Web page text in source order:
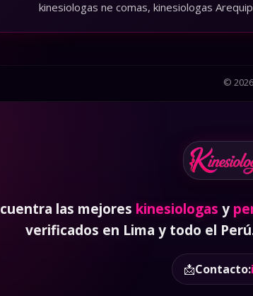
nuestras kinesiologas cuentan con fotos reales
las mejoreskinesiologas y
verificados en Lima y todo el
📩Contacto: